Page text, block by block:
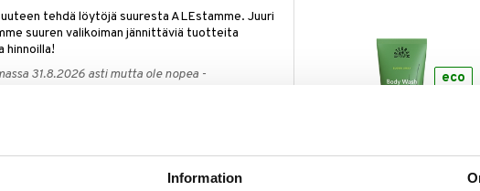
Information
tehdä löytöjä suuresta ALEstamme. Juuri
suuren valikoiman jännittäviä tuotteita
hinnoilla!
31.8.2026 asti mutta ole nopea -
vaihtoehtona
eco